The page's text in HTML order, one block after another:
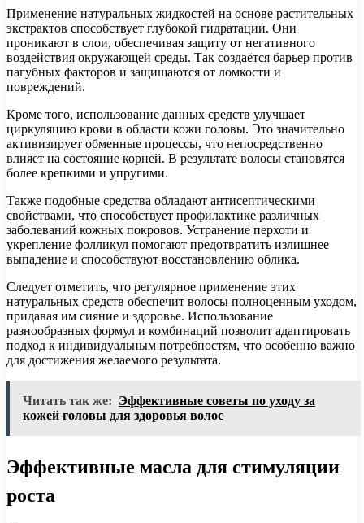
Применение натуральных жидкостей на основе растительных
экстрактов способствует глубокой гидратации. Они
проникают в слои, обеспечивая защиту от негативного
воздействия окружающей среды. Так создаётся барьер против
пагубных факторов и защищаются от ломкости и
повреждений.
Кроме того, использование данных средств улучшает
циркуляцию крови в области кожи головы. Это значительно
активизирует обменные процессы, что непосредственно
влияет на состояние корней. В результате волосы становятся
более крепкими и упругими.
Также подобные средства обладают антисептическими
свойствами, что способствует профилактике различных
заболеваний кожных покровов. Устранение перхоти и
укрепление фолликул помогают предотвратить излишнее
выпадение и способствуют восстановлению облика.
Следует отметить, что регулярное применение этих
натуральных средств обеспечит волосы полноценным уходом,
придавая им сияние и здоровье. Использование
разнообразных формул и комбинаций позволит адаптировать
подход к индивидуальным потребностям, что особенно важно
для достижения желаемого результата.
Читать так же: Эффективные советы по уходу за
кожей головы для здоровья волос
Эффективные масла для стимуляции
роста